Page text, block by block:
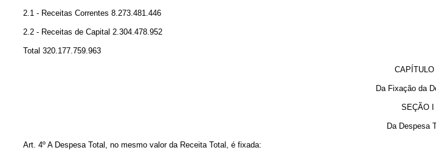
2.1 - Receitas Correntes 8.273.481.446
2.2 - Receitas de Capital 2.304.478.952
Total 320.177.759.963
CAPÍTULO II
Da Fixação da
SEÇÃO I
Da Despesa
Art. 4º A Despesa Total, no mesmo valor da Receita Total, é fixada: